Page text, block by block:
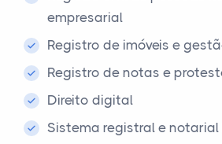
empresarial
Registro de imóveis e
Registro de notas e
Direito digital
Sistema registral e notarial